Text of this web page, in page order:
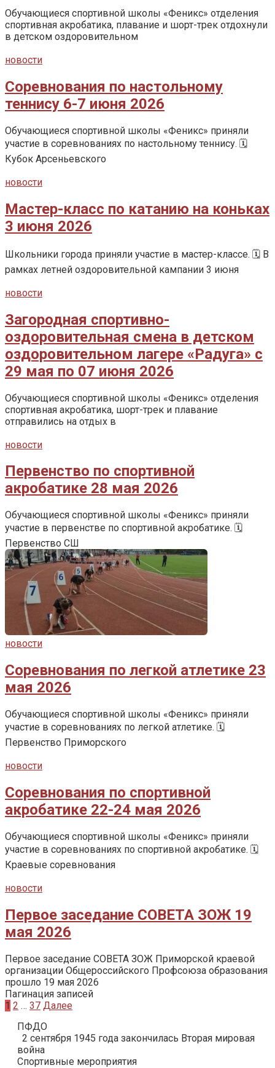
Обучающиеся спортивной школы «Феникс» отделения
спортивная акробатика, плавание и шорт-трек отдохнули
в детском оздоровительном
новости
Соревнования по настольному
теннису 6-7 июня 2026
Обучающиеся спортивной школы «Феникс» приняли
участие в соревнованиях по настольному теннису. 🗓️
Кубок Арсеньевского
новости
Мастер-класс по катанию на коньках
3 июня 2026
Школьники города приняли участие в мастер-классе. 🗓️ В
рамках летней оздоровительной кампании 3 июня
новости
Загородная спортивно-
оздоровительная смена в детском
оздоровительном лагере «Радуга» с
29 мая по 07 июня 2026
Обучающиеся спортивной школы «Феникс» отделения
спортивная акробатика, шорт-трек и плавание
отправились на отдых в
новости
Первенство по спортивной
акробатике 28 мая 2026
Обучающиеся спортивной школы «Феникс» приняли
участие в первенстве по спортивной акробатике. 🗓️
Первенство СШ
новости
Соревнования по легкой атлетике 23
мая 2026
Обучающиеся спортивной школы «Феникс» приняли
участие в соревнованиях по легкой атлетике. 🗓️
Первенство Приморского
новости
Соревнования по спортивной
акробатике 22-24 мая 2026
Обучающиеся спортивной школы «Феникс» приняли
участие в соревнованиях по спортивной акробатике. 🗓️
Краевые соревнования
новости
Первое заседание СОВЕТА ЗОЖ 19
мая 2026
Первое заседание СОВЕТА ЗОЖ Приморской краевой
организации Общероссийского Профсоюза образования
прошло 19 мая 2026
Пагинация записей
1 2 … 37 Далее
ПФДО
2 сентября 1945 года закончилась Вторая мировая
война
Спортивные мероприятия